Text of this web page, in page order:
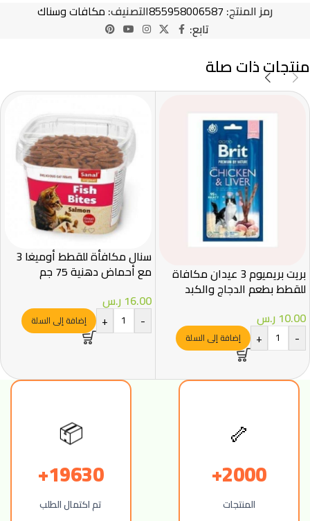
رمز المنتج: 855958006587التصنيف: مكافات وسناك
تابع:
منتجات ذات صلة
بريت بريميوم 3 عيدان مكافاة
للقطط بطعم الدجاج والكبد
10.00 ر.س
-
+ إضافة إلى السلة
سنال مكافأة للقطط أوميغا 3
مع أحماض دهنية 75 جم
16.00 ر.س
-
+ إضافة إلى السلة
🦴
2000+
المنتجات
📦
19630+
تم اكتمال الطلب